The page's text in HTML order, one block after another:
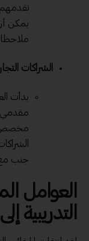
تقدمهم
يمكن
الشراكات
بدأت
مقدمي
مخصص
جنب مع
العوامل
التدريبية